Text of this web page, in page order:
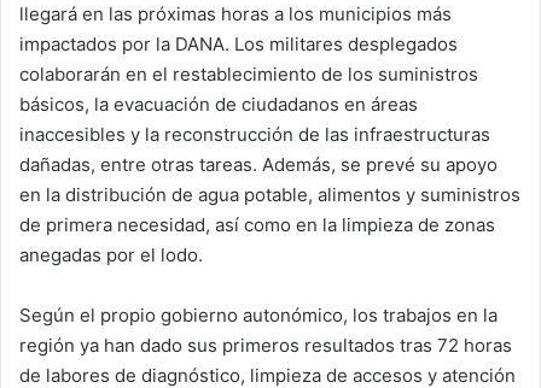
llegará en las próximas horas a los municipios más
impactados por la DANA. Los militares desplegados
colaborarán en el restablecimiento de los suministros
básicos, la evacuación de ciudadanos en áreas
inaccesibles y la reconstrucción de las infraestructuras
dañadas, entre otras tareas. Además, se prevé su apoyo
en la distribución de agua potable, alimentos y suministros
de primera necesidad, así como en la limpieza de zonas
anegadas por el lodo.
Según el propio gobierno autonómico, los trabajos en la
región ya han dado sus primeros resultados tras 72 horas
de labores de diagnóstico, limpieza de accesos y atención